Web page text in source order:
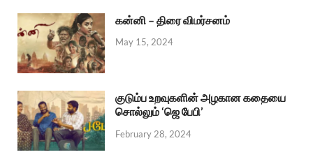
கன்னி – திரை விமர்சனம்
May 15, 2024
குடும்ப உறவுகளின் அழகான கதையை
சொல்லும் ‘ஜெ பேபி’
February 28, 2024